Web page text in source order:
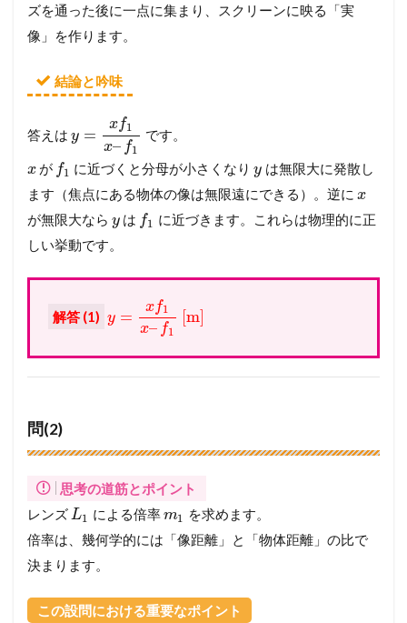
ズを通った後に一点に集まり、スクリーンに映る「実
像」を作ります。
結論と吟味
答えは y =
xf1
x– f1
です。
x が f1 に近づくと分母が小さくなりy は無限大に発散し
ます（焦点にある物体の像は無限遠にできる）。逆に x
が無限大なら y は f1
に近づきます。これらは物理的に正
しい挙動です。
解答 (1) y =
xf1
x– f1
m]
問(2)
思考の道筋とポイント
レンズL1 による倍率m1
を求めます。
倍率は、幾何学的には「像距離」と「物体距離」の比で
決まります。
この設問における重要なポイント